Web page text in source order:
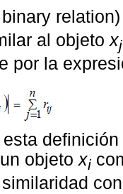
al objeto xj
por la
objeto xi